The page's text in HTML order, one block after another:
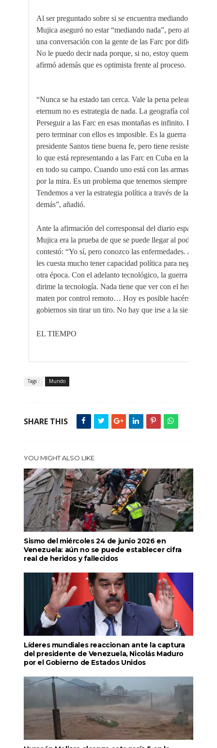
Al ser preguntado sobre si se encuentra mediando en el
Mujica aseguró no estar “mediando nada”, pero afirmó
una conversación con la gente de las Farc por dificultades
No le puedo decir nada porque, si no, estoy quemando
afirmó además que es optimista frente al proceso.
“Nunca se ha estado tan cerca. Vale la pena pelearla.
eternum no es estrategia de nada. La geografía colombiana
Perseguir a las Farc en esas montañas es infinito. La
pero terminar con ellos es imposible. Es la guerra crónica,
presidente Santos tiene buena fe, pero tiene resistencia
lo que está representando a las Farc en Cuba en las
en todo su campo. Cuando uno está con las armas en la
por la mira. Es un problema que tenemos siempre los
Tendemos a ver la estrategia política a través de las armas,
demás”, añadió.
Ante la afirmación del corresponsal del diario español
Mujica era la prueba de que se puede llegar al poder tras
contestó: “Yo sí, pero conozco las enfermedades. A las
les cuesta mucho tener capacidad política para negociar.
otra época. Con el adelanto tecnológico, la guerra es una
dirime la tecnología. Nada tiene que ver con el heroísmo.
maten por control remoto… Hoy es posible hacérselo
gobiernos sin tirar un tiro. No hay que irse a la sierra”.
EL TIEMPO
Tags : Mundo
SHARE THIS
YOU MIGHT ALSO LIKE
Sismo del miércoles 24 de junio 2026 en
Venezuela: aún no se puede establecer cifra
real de heridos y fallecidos
Líderes mundiales reaccionan ante la captura
del presidente de Venezuela, Nicolás Maduro
por el Gobierno de Estados Unidos